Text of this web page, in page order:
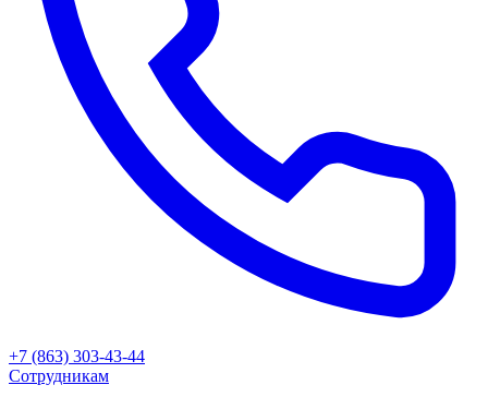
+7 (863) 303-43-44
Сотрудникам